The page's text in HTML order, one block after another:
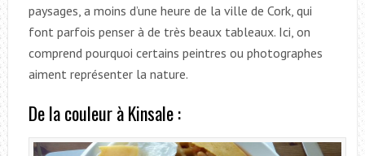
paysages, a moins d’une heure de la ville de Cork, qui
font parfois penser à de très beaux tableaux. Ici, on
comprend pourquoi certains peintres ou photographes
aiment représenter la nature.
De la couleur à Kinsale :